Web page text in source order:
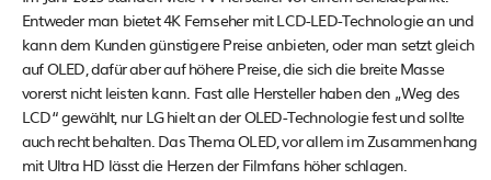
Entweder man bietet 4K Fernseher mit LCD-LED-Technologie an und
kann dem Kunden günstigere Preise anbieten, oder man setzt gleich
auf OLED, dafür aber auf höhere Preise, die sich die breite Masse
vorerst nicht leisten kann. Fast alle Hersteller haben den „Weg des
LCD“ gewählt, nur LG hielt an der OLED-Technologie fest und sollte
auch recht behalten. Das Thema OLED, vor allem im Zusammenhang
mit Ultra HD lässt die Herzen der Filmfans höher schlagen.